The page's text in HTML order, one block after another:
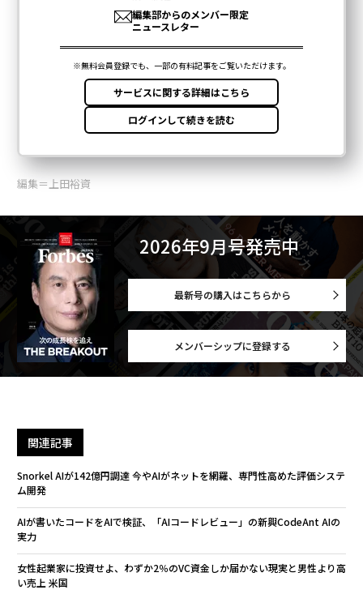
編集＝上田裕資
2026年9月号発売中
最新号の購入はこちらから
メンバーシップに登録する
関連記事
Snorkel AIが142億円調達 今やAIがネットを網羅、専門性高めた評価システ
ム開発
AIが書いたコードをAIで検証、「AIコードレビュー」の新興CodeAnt AIの
実力
女性起業家に投資せよ、わずか2％のVC資金しか届かない現実と男性より高
い売上 米国